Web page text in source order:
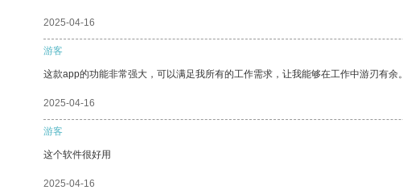
2025-04-16
游客
这款app的功能非常强大，可以满足我所有的工作需求，让我能够在工作中游刃有余。
2025-04-16
游客
这个软件很好用
2025-04-16